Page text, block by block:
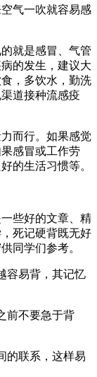
气一吹就容易感
就是感冒、气管
的发生，建议大
，多饮水，勤洗
道接种流感疫
而行。如果感觉
感冒或工作劳
的生活习惯等。
些好的文章、精
死记硬背既无好
同学们参考。
容易背，其记忆
前不要急于背
的联系，这样易